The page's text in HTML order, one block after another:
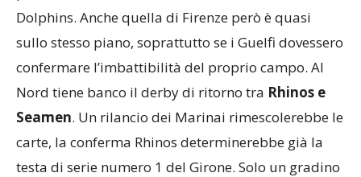
Dolphins. Anche quella di Firenze però è quasi
sullo stesso piano, soprattutto se i Guelfi dovessero
confermare l’imbattibilità del proprio campo. Al
Nord tiene banco il derby di ritorno tra Rhinos e
Seamen. Un rilancio dei Marinai rimescolerebbe le
carte, la conferma Rhinos determinerebbe già la
testa di serie numero 1 del Girone. Solo un gradino